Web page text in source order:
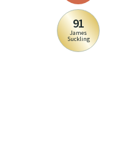
91
James
Suckling